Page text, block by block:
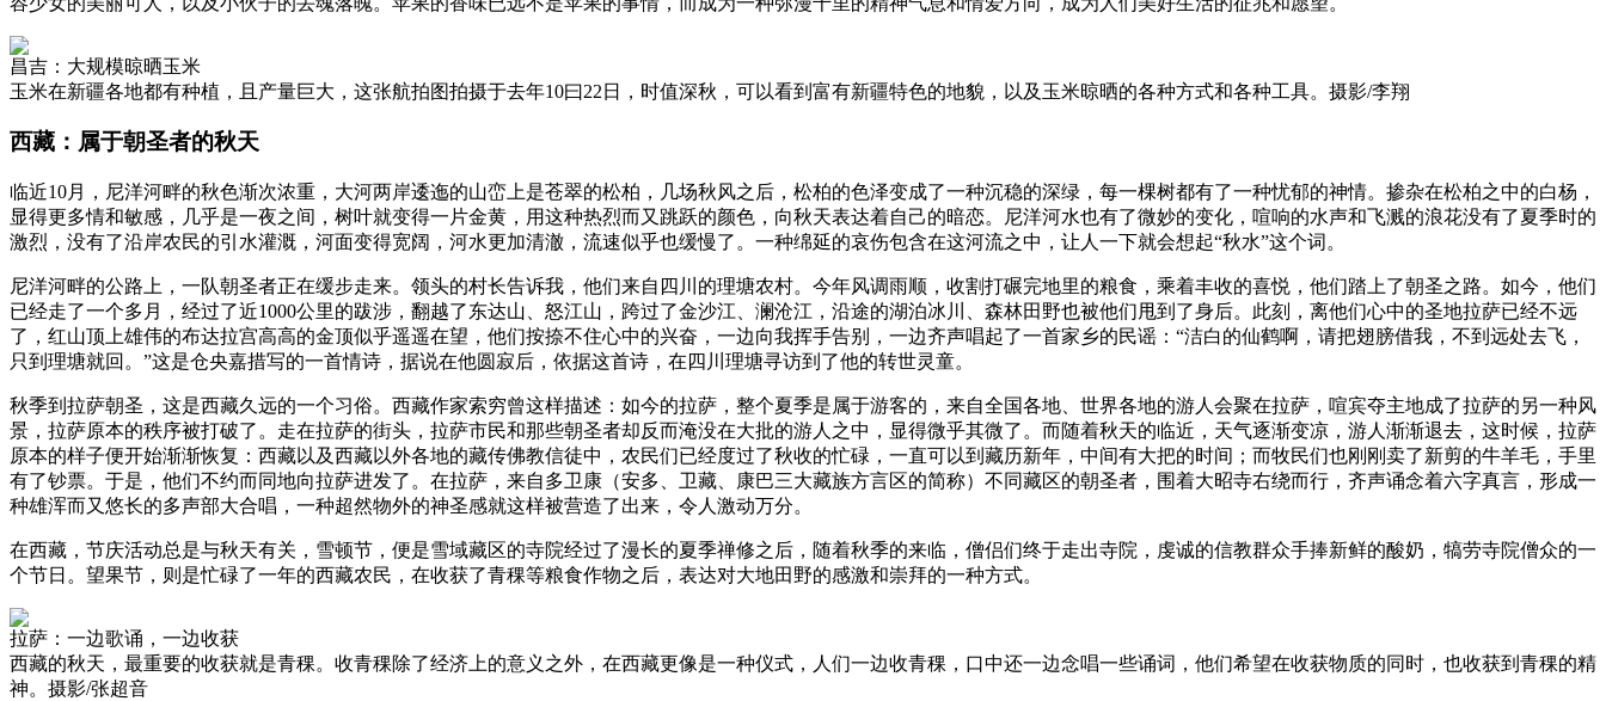
昌吉：大规模晾晒玉米
玉米在新疆各地都有种植，且产量巨大，这张航拍图拍摄于去年10曰22日，时值深秋，可以看到富有新疆特色的地貌，以及玉米晾晒的各种方式和各种工具。摄影/李翔
西藏：属于朝圣者的秋天
临近10月，尼洋河畔的秋色渐次浓重，大河两岸逶迤的山峦上是苍翠的松柏，几场秋风之后，松柏的色泽变成了一种沉稳的深绿，每一棵树都有了一种忧郁的神情。掺杂在松柏之中的白杨，
显得更多情和敏感，几乎是一夜之间，树叶就变得一片金黄，用这种热烈而又跳跃的颜色，向秋天表达着自己的暗恋。尼洋河水也有了微妙的变化，喧响的水声和飞溅的浪花没有了夏季时的
激烈，没有了沿岸农民的引水灌溉，河面变得宽阔，河水更加清澈，流速似乎也缓慢了。一种绵延的哀伤包含在这河流之中，让人一下就会想起“秋水”这个词。
尼洋河畔的公路上，一队朝圣者正在缓步走来。领头的村长告诉我，他们来自四川的理塘农村。今年风调雨顺，收割打碾完地里的粮食，乘着丰收的喜悦，他们踏上了朝圣之路。如今，他们
已经走了一个多月，经过了近1000公里的跋涉，翻越了东达山、怒江山，跨过了金沙江、澜沧江，沿途的湖泊冰川、森林田野也被他们甩到了身后。此刻，离他们心中的圣地拉萨已经不远
了，红山顶上雄伟的布达拉宫高高的金顶似乎遥遥在望，他们按捺不住心中的兴奋，一边向我挥手告别，一边齐声唱起了一首家乡的民谣：“洁白的仙鹤啊，请把翅膀借我，不到远处去飞，
只到理塘就回。”这是仓央嘉措写的一首情诗，据说在他圆寂后，依据这首诗，在四川理塘寻访到了他的转世灵童。
秋季到拉萨朝圣，这是西藏久远的一个习俗。西藏作家索穷曾这样描述：如今的拉萨，整个夏季是属于游客的，来自全国各地、世界各地的游人会聚在拉萨，喧宾夺主地成了拉萨的另一种风
景，拉萨原本的秩序被打破了。走在拉萨的街头，拉萨市民和那些朝圣者却反而淹没在大批的游人之中，显得微乎其微了。而随着秋天的临近，天气逐渐变凉，游人渐渐退去，这时候，拉萨
原本的样子便开始渐渐恢复：西藏以及西藏以外各地的藏传佛教信徒中，农民们已经度过了秋收的忙碌，一直可以到藏历新年，中间有大把的时间；而牧民们也刚刚卖了新剪的牛羊毛，手里
有了钞票。于是，他们不约而同地向拉萨进发了。在拉萨，来自多卫康（安多、卫藏、康巴三大藏族方言区的简称）不同藏区的朝圣者，围着大昭寺右绕而行，齐声诵念着六字真言，形成一
种雄浑而又悠长的多声部大合唱，一种超然物外的神圣感就这样被营造了出来，令人激动万分。
在西藏，节庆活动总是与秋天有关，雪顿节，便是雪域藏区的寺院经过了漫长的夏季禅修之后，随着秋季的来临，僧侣们终于走出寺院，虔诚的信教群众手捧新鲜的酸奶，犒劳寺院僧众的一
个节日。望果节，则是忙碌了一年的西藏农民，在收获了青稞等粮食作物之后，表达对大地田野的感激和崇拜的一种方式。
拉萨：一边歌诵，一边收获
西藏的秋天，最重要的收获就是青稞。收青稞除了经济上的意义之外，在西藏更像是一种仪式，人们一边收青稞，口中还一边念唱一些诵词，他们希望在收获物质的同时，也收获到青稞的精
神。摄影/张超音